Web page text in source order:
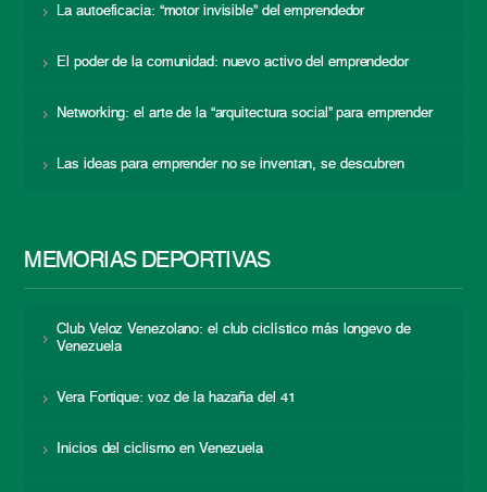
La autoeficacia: “motor invisible” del emprendedor
El poder de la comunidad: nuevo activo del emprendedor
Networking: el arte de la “arquitectura social” para emprender
Las ideas para emprender no se inventan, se descubren
MEMORIAS DEPORTIVAS
Club Veloz Venezolano: el club ciclístico más longevo de
Venezuela
Vera Fortique: voz de la hazaña del 41
Inicios del ciclismo en Venezuela